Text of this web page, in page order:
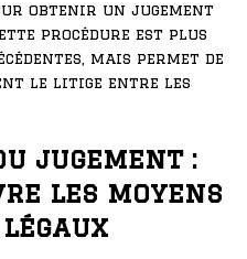
obtenir un jugement
procédure est plus
mais permet de
le litige entre les
jugement :
les moyens